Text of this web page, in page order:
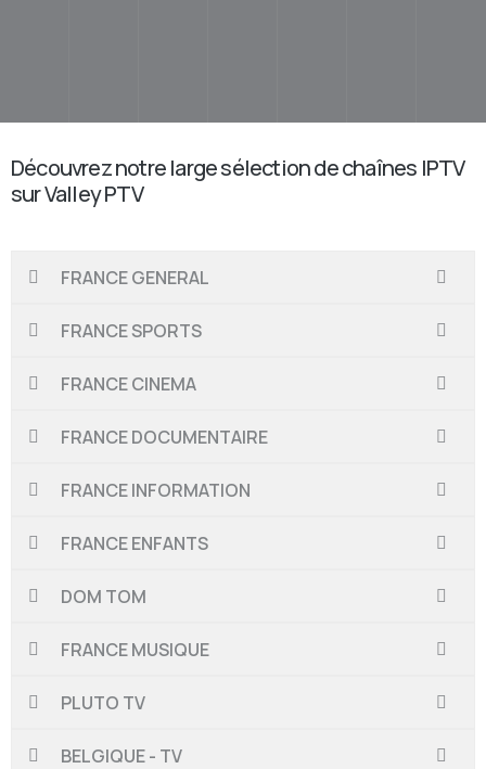
Découvrez notrelarge sélection de chaînes IPTV
sur Valley PTV
FRANCE GENERAL
FRANCE SPORTS
FRANCE CINEMA
FRANCE DOCUMENTAIRE
FRANCE INFORMATION
FRANCE ENFANTS
DOM TOM
FRANCE MUSIQUE
PLUTO TV
BELGIQUE - TV